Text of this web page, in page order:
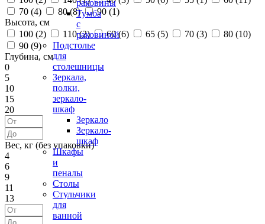
раковины
Тумба
с
раковиной
Подстолье
для
столешницы
Зеркала,
полки,
зеркало-
шкаф
Зеркало
Зеркало-
шкаф
Шкафы
и
пеналы
Столы
Стульчики
для
ванной
70 (4) 80 (8) 90 (1)
Высота, см
100 (2) 110 (2) 60 (6) 65 (5) 70 (3) 80 (10)
90 (9)
Глубина, см
0
5
10
15
20
Вес, кг (без упаковки)
4
6
9
11
13